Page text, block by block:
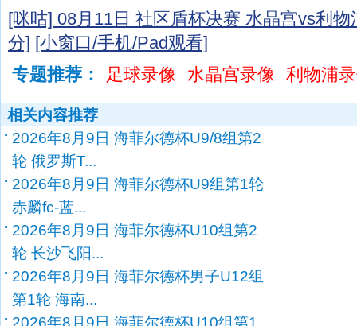
[咪咕] 08月11日 社区盾杯决赛 水晶宫vs利
分] [小窗口/手机/Pad观看]
专题推荐：
足球录像 水晶宫录像 利物浦
相关内容推荐
2026年8月9日 海菲尔德杯U9/8组第2
轮 俄罗斯T...
2026年8月9日 海菲尔德杯U9组第1轮
赤麟fc-蓝...
2026年8月9日 海菲尔德杯U10组第2
轮 长沙飞阳...
2026年8月9日 海菲尔德杯男子U12组
第1轮 海南...